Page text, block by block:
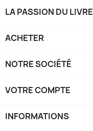
LA PASSION DU LIVRE
ACHETER
NOTRE SOCIÉTÉ
VOTRE COMPTE
INFORMATIONS